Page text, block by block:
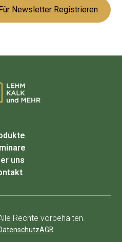
Newsletter Registrieren
uns
Rechte vorbehalten.
AGB